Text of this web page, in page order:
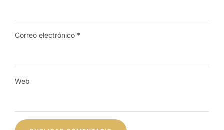
Correo electrónico *
Web